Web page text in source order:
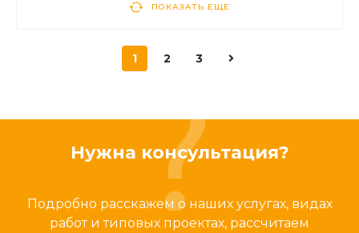
ПОКАЗАТЬ ЕЩЕ
1 2 3
Нужна консультация?
Подробно расскажем о наших услугах, видах
работ и типовых проектах, рассчитаем